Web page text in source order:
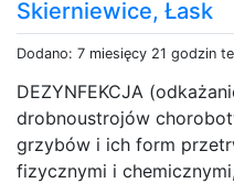
Skierniewice, Łask
Dodano: 7 miesięcy 21 godzin
DEZYNFEKCJA
drobnoustrojów
grzybów i ich form
fizycznymi i